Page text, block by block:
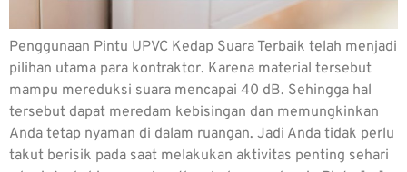
Penggunaan Pintu UPVC Kedap Suara Terbaik telah menjadi
pilihan utama para kontraktor. Karena material tersebut
mampu mereduksi suara mencapai 40 dB. Sehingga hal
tersebut dapat meredam kebisingan dan memungkinkan
Anda tetap nyaman di dalam ruangan. Jadi Anda tidak perlu
takut berisik pada saat melakukan aktivitas penting sehari